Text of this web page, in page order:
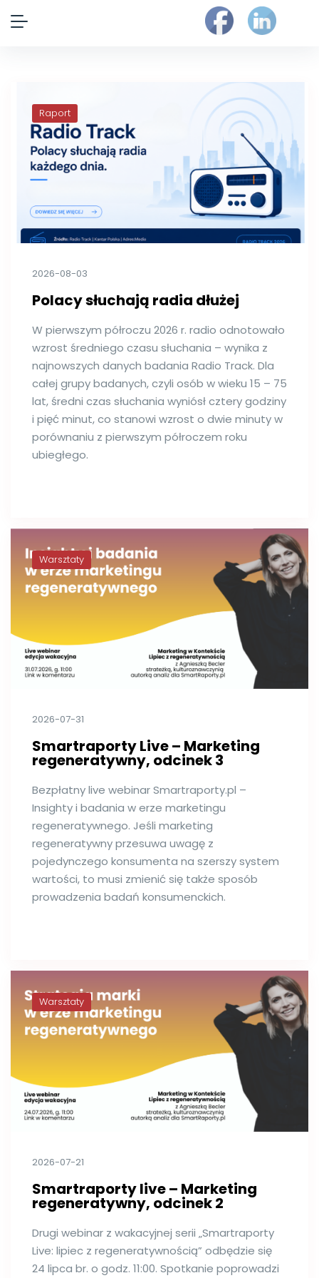
Raport
2026-08-03
Polacy słuchają radia dłużej
W pierwszym półroczu 2026 r. radio odnotowało
wzrost średniego czasu słuchania – wynika z
najnowszych danych badania Radio Track. Dla
całej grupy badanych, czyli osób w wieku 15 – 75
lat, średni czas słuchania wyniósł cztery godziny
i pięć minut, co stanowi wzrost o dwie minuty w
porównaniu z pierwszym półroczem roku
ubiegłego.
Warsztaty
2026-07-31
Smartraporty Live – Marketing
regeneratywny, odcinek 3
Bezpłatny live webinar Smartraporty.pl –
Insighty i badania w erze marketingu
regeneratywnego. Jeśli marketing
regeneratywny przesuwa uwagę z
pojedynczego konsumenta na szerszy system
wartości, to musi zmienić się także sposób
prowadzenia badań konsumenckich.
Warsztaty
2026-07-21
Smartraporty live – Marketing
regeneratywny, odcinek 2
Drugi webinar z wakacyjnej serii „Smartraporty
Live: lipiec z regeneratywnością” odbędzie się
24 lipca br. o godz. 11:00. Spotkanie poprowadzi